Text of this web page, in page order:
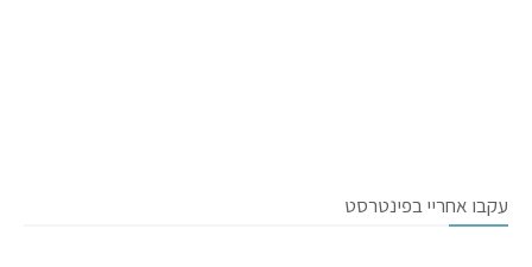
עקבו אחריי בפינטרסט